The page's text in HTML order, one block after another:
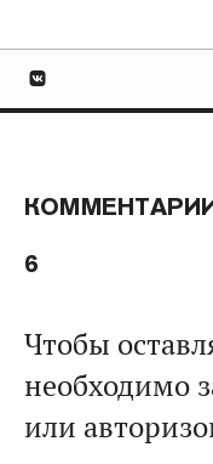
6
Чтобы
необходимо
или